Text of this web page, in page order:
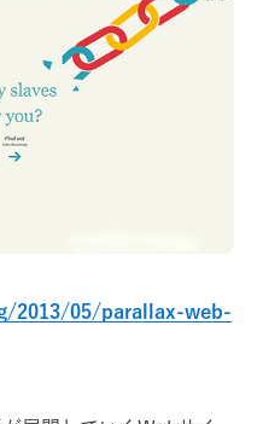
2013/05/parallax-web-